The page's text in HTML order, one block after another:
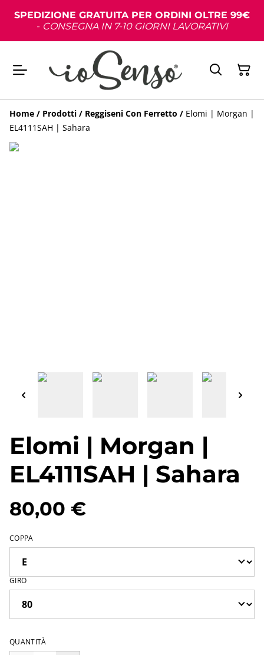
SPEDIZIONE GRATUITA PER ORDINI OLTRE 99€
- CONSEGNA IN 7-10 GIORNI LAVORATIVI
Home / Prodotti / Reggiseni Con Ferretto / Elomi | Morgan |
EL4111SAH | Sahara
Elomi | Morgan |
EL4111SAH | Sahara
80,00 €
COPPA
GIRO
QUANTITÀ